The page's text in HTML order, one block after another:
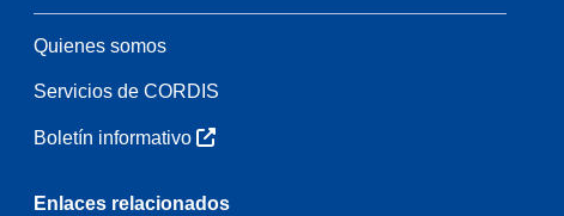
Quienes somos
Servicios de CORDIS
Boletín informativo
Enlaces relacionados